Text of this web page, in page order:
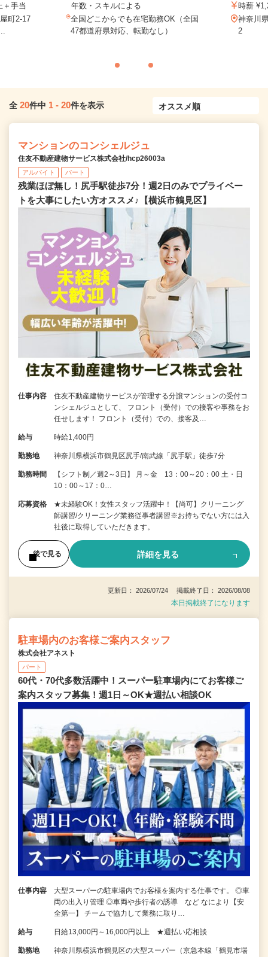
＋手当
屋町2-17
年数・スキルによる
全国どこからでも在宅勤務OK（全国
47都道府県対応、転勤なし）
時薪
神奈川
2
全 20件中 1 - 20件を表示
マンションのコンシェルジュ
住友不動産建物サービス株式会社/hcp26003a
アルバイト パート
残業ほぼ無し！尻手駅徒歩7分！週2日のみでプライベー
トを大事にしたい方オススメ♪【横浜市鶴見区】
仕事内容
住友不動産建物サービスが管理する分譲マンションの受付コ
ンシェルジュとして、 フロント（受付）での接客や事務をお
任せします！ フロント（受付）での、接客及…
給与 時給1,400円
勤務地 神奈川県横浜市鶴見区尻手/南武線「尻手駅」徒歩7分
勤務時間
【シフト制／週2～3日】 月～金 13：00～20：00 土・日
10：00～17：0…
応募資格
★未経験OK！女性スタッフ活躍中！【尚可】クリーニング
師講習/クリーニング業務従事者講習※お持ちでない方には入
社後に取得していただきます。
後で見る 詳細を見る
更新日： 2026/07/24 掲載終了日： 2026/08/08
本日掲載終了になります
駐車場内のお客様ご案内スタッフ
株式会社アネスト
パート
60代・70代多数活躍中！スーパー駐車場内にてお客様ご
案内スタッフ募集！週1日～OK★週払い相談OK
仕事内容
大型スーパーの駐車場内でお客様を案内する仕事です。 ◎車
両の出入り管理 ◎車両や歩行者の誘導 など なにより【安
全第一】 チームで協力して業務に取り…
給与 日給13,000円～16,000円以上 ★週払い応相談
勤務地
神奈川県横浜市鶴見区の大型スーパー（京急本線「鶴見市場